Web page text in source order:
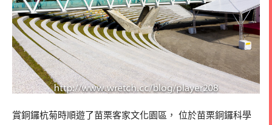
賞銅鑼杭菊時順遊了苗栗客家文化園區， 位於苗栗銅鑼科學